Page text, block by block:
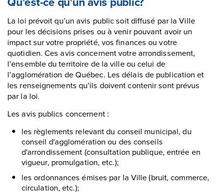
La loi prévoit qu’un avis public soit diffusé par la Ville
pour les décisions prises ou à venir pouvant avoir un
impact sur votre propriété, vos finances ou votre
quotidien. Ces avis concernent votre arrondissement,
l’ensemble du territoire de la ville ou celui de
l’agglomération de Québec. Les délais de publication et
les renseignements qu’ils doivent contenir sont prévus
par la loi.
Les avis publics concernent :
les règlements relevant du conseil municipal, du
conseil d'agglomération ou des conseils
d'arrondissement (consultation publique, entrée en
vigueur, promulgation, etc.);
les ordonnances émises par la Ville (bruit, commerce,
circulation, etc.);